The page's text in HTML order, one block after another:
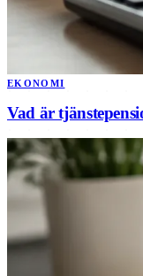
EKONOMI
Vad är